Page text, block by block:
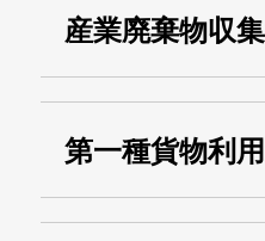
産業廃棄物収
運搬業許可証
第一種貨物利